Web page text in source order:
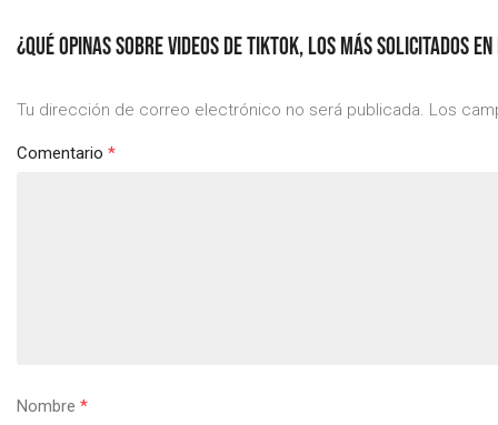
¿QUÉ OPINAS SOBRE VIDEOS DE TIKTOK, LOS MÁS SOLICITADOS
Tu dirección de correo electrónico no será publicada. Los
Comentario *
Nombre *